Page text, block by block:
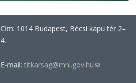
Cím: 1014 Budapest, Bécsi kapu tér 2–
4.
E-mail: titkarsag@mnl.gov.hu(link